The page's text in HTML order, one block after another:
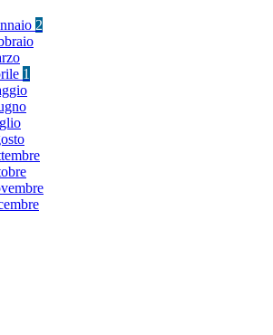
2
1